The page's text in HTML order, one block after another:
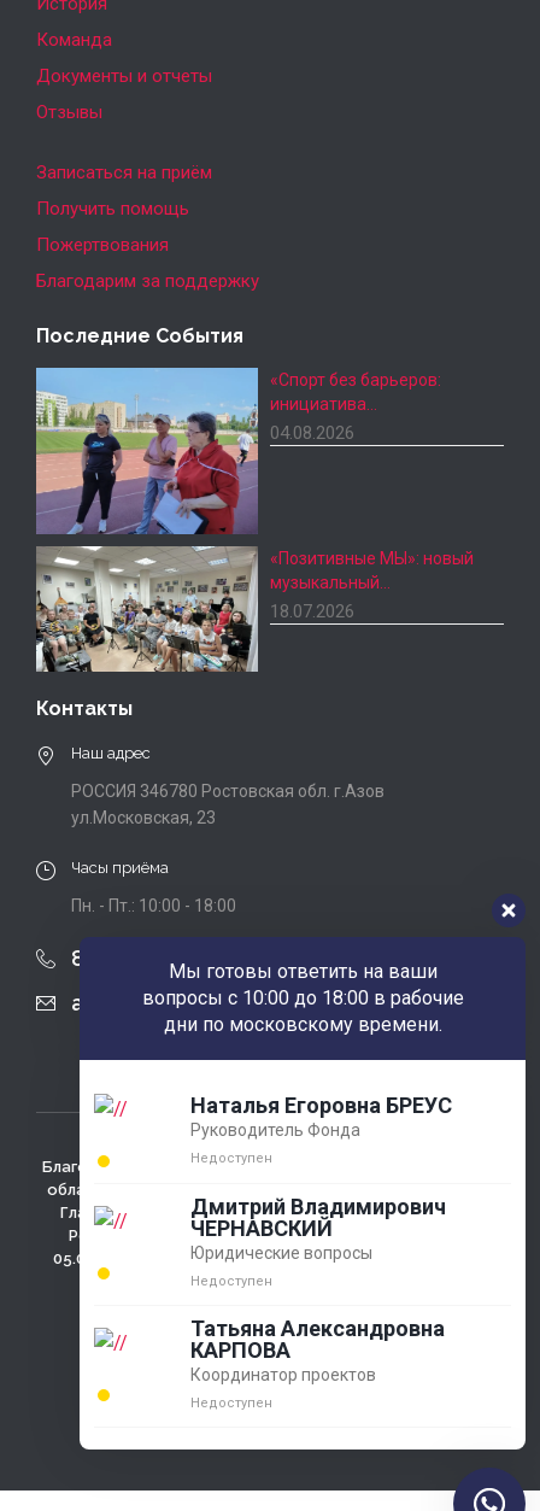
Команда
Документы и отчеты
Отзывы
Записаться на приём
Получить помощь
Пожертвования
Благодарим за поддержку
Последние События
«Спорт без барьеров:
инициатива…
04.08.2026
«Позитивные МЫ»: новый
музыкальный…
18.07.2026
Контакты
Наш адрес
РОССИЯ 346780 Ростовская обл. г.Азов
ул.Московская, 23
Часы приёма
Пн. - Пт.: 10:00 - 18:00
8 (863) 424-22-08
agobfpdi@mail.ru
Благотворительный фонд использует сайт для сбора не
облагаемых налогом пожертвований. Зарегистрирован
Главным Управлением министерства юстиции РФ по
Ростовской области регистрационный №4433 от
05.03.2001г., ОГРН 1026100009286 , 346780 Ростовская
обл., г. Азов, ул. Измайлова д. 58
Политика конфидециальности
Мы готовы ответить на ваши
вопросы с 10:00 до 18:00 в рабочие
дни по московскому времени.
Наталья Егоровна БРЕУС
Руководитель Фонда
Недоступен
Дмитрий Владимирович
ЧЕРНАВСКИЙ
Юридические вопросы
Недоступен
Татьяна Александровна
КАРПОВА
Координатор проектов
Недоступен